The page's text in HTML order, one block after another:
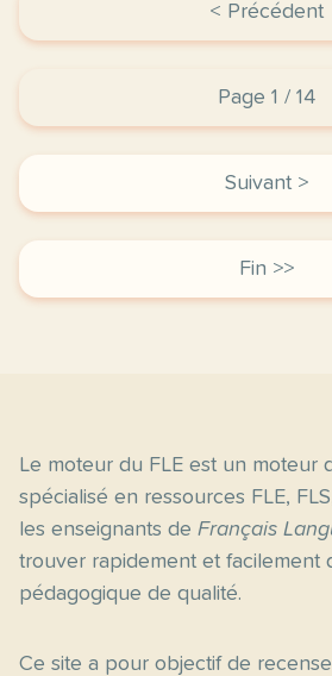
< Précédent
Page 1 / 14
Suivant >
Fin >>
Le moteur du FLE est un moteur
spécialisé en ressources FLE,
les enseignants de Français
trouver rapidement et facilement
pédagogique de qualité.
Ce site a pour objectif de